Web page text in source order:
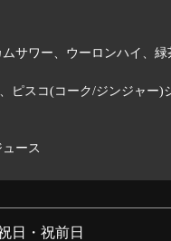
サワー、ウーロンハイ、緑
スコ(コーク/ジンジャー)
ース
日・祝前日